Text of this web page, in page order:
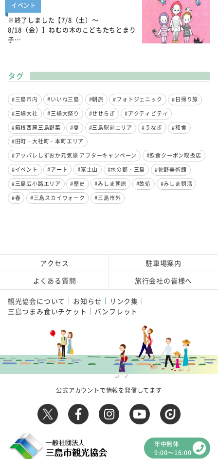
イベント
※終了しました【7/8（土）～
8/18（金）】ねむの木のこどもたちとまり
子…
タグ
#三島市内 #いいね三島 #朝旅 #フォトジェニック
#日帰り旅
#三嶋大社
#三嶋大祭り #せせらぎ
#アクティビティ
#箱根西麓三島野菜
#夏 #三島駅前エリア #うなぎ
#和食
#田町・大社町・本町エリア
#アッパレしずおか元気旅 アフターキャンペーン
#飲食クーポン取扱店
#イベント
#アート #富士山 #水の都・三島
#佐野美術館
#三島広小路エリア
#歴史 #みしま朝旅 #飲処
#みしま朝活
#春
#三島スカイウォーク #三島市外
アクセス
駐車場案内
よくある質問
旅行会社の皆様へ
観光協会について お知らせ
リンク集
三島つまみ食いチケット
パンフレット
公式アカウントで情報を発信してます
年中無休
9:00～16:00